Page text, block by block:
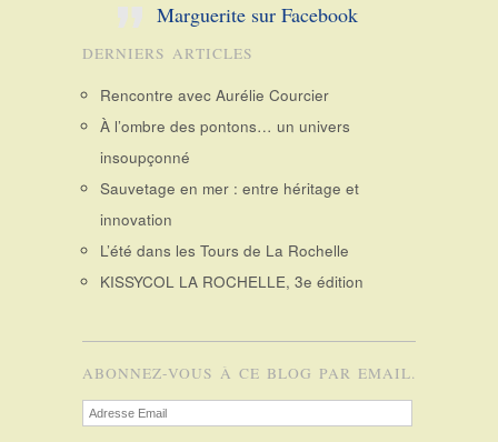
Marguerite sur Facebook
DERNIERS ARTICLES
Rencontre avec Aurélie Courcier
À l’ombre des pontons… un univers
insoupçonné
Sauvetage en mer : entre héritage et
innovation
L’été dans les Tours de La Rochelle
KISSYCOL LA ROCHELLE, 3e édition
ABONNEZ-VOUS À CE BLOG PAR EMAIL.
Adresse
Email